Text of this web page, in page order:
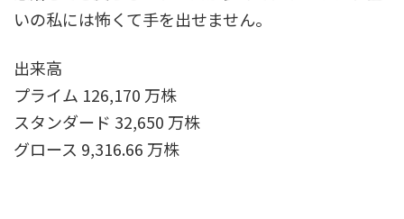
いの私には怖くて手を出せません。
出来高
プライム 126,170 万株
スタンダード 32,650 万株
グロース 9,316.66 万株